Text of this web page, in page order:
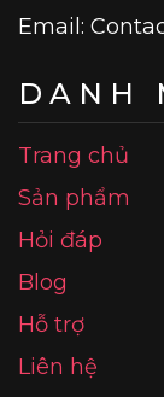
Email:
DANH
Trang chủ
Sản phẩm
Hỏi đáp
Blog
Hỗ trợ
Liên hệ